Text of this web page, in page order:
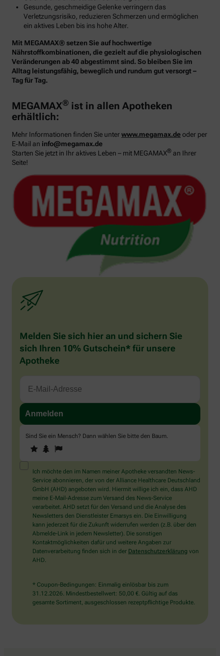
Gesunde, geschmeidige Gelenke verringern das
Verletzungsrisiko, reduzieren Schmerzen und ermöglichen
ein aktives Leben bis ins hohe Alter.
Mit MEGAMAX® setzen Sie auf hochwertige
Nährstoffkombinationen, die gezielt auf die physiologischen
Veränderungen ab 40 abgestimmt sind. So bleiben Sie im
Alltag leistungsfähig, beweglich und rundum gut versorgt –
Tag für Tag.
MEGAMAX® ist in allen Apotheken
erhältlich:
Mehr Informationen finden Sie unterwww.megamax.deoder per
E‑Mail an info@megamax.de
Starten Sie jetzt in Ihr aktives Leben – mit MEGAMAX® an Ihrer
Seite!
Melden Sie sich hier an und sichern Sie
sich Ihren 10% Gutschein* für unsere
Apotheke
Sind Sie ein Mensch? Dann wählen Sie bitte den Baum.
Sind
Sie
ein
Mensch?
Dann
wählen
Sie
bitte
den
Baum.
1 2
Ich möchte den im Namen meiner Apotheke versandten News-
Service abonnieren, der von der Alliance Healthcare Deutschland
GmbH (AHD) angeboten wird. Hiermit willige ich ein, dass AHD
meine E-Mail-Adresse zum Versand des News-Service
verarbeitet. AHD setzt für den Versand und die Analyse des
Newsletters den Dienstleister Emarsys ein. Die Einwilligung
kann jederzeit für die Zukunft widerrufen werden (z.B. über den
Abmelde-Link in jedem Newsletter). Die sonstigen
Kontaktmöglichkeiten dafür und weitere Angaben zur
Datenverarbeitung finden sich in der Datenschutzerklärung von
AHD.
* Coupon-Bedingungen: Einmalig einlösbar bis zum
31.12.2026. Mindestbestellwert: 50,00 €. Gültig auf das
gesamte Sortiment, ausgeschlossen rezeptpflichtige Produkte.